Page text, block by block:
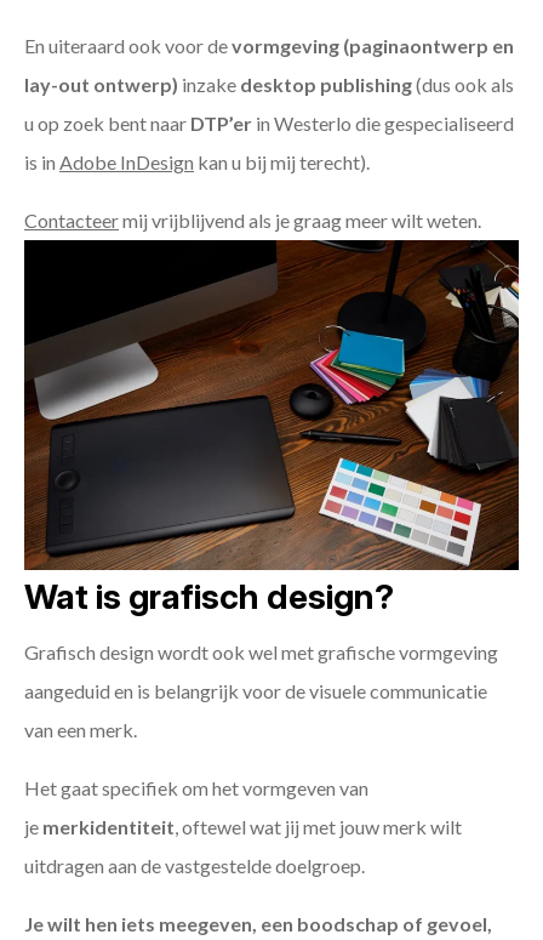
En uiteraard ook voor devormgeving (paginaontwerp en
lay-out ontwerp) inzake desktop publishing(dus ook als
u op zoek bent naar DTP’er in Westerlo die gespecialiseerd
is in Adobe InDesign kan u bij mij terecht).
Contacteermij vrijblijvend als je graag meer wilt weten.
Wat is grafisch design?
Grafisch design wordt ook wel met grafische vormgeving
aangeduid en is belangrijk voor de visuele communicatie
van een merk.
Het gaat specifiek om het vormgeven van
je merkidentiteit , oftewel wat jij met jouw merk wilt
uitdragen aan de vastgestelde doelgroep.
Je wilt hen iets meegeven, een boodschap of gevoel,